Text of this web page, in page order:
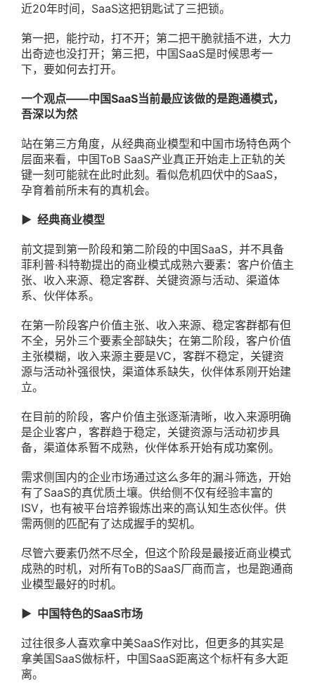
近20年时间，SaaS这把钥匙试了三把锁。
第一把，能拧动，打不开；第二把干脆就插不进，大力
出奇迹也没打开；第三把，中国SaaS是时候思考一
下，要如何去打开。
一个观点——中国SaaS当前最应该做的是跑通模式，
吾深以为然
站在第三方角度，从经典商业模型和中国市场特色两个
层面来看，中国ToB SaaS产业真正开始走上正轨的关
键一刻可能就在此时此刻。看似危机四伏中的SaaS，
孕育着前所未有的真机会。
▶ 经典商业模型
前文提到第一阶段和第二阶段的中国SaaS，并不具备
菲利普·科特勒提出的商业模式成熟六要素：客户价值主
张、收入来源、稳定客群、关键资源与活动、渠道体
系、伙伴体系。
在第一阶段客户价值主张、收入来源、稳定客群都有但
不全，另外三个要素全部缺失；在第二阶段，客户价值
主张模糊，收入来源主要是VC，客群不稳定，关键资
源与活动补强很快，渠道体系缺失，伙伴体系刚开始建
立。
在目前的阶段，客户价值主张逐渐清晰，收入来源明确
是企业客户，客群趋于稳定，关键资源与活动初步具
备，渠道体系暂不成熟，伙伴体系开始有成功案例。
需求侧国内的企业市场通过这么多年的漏斗筛选，开始
有了SaaS的真优质土壤。供给侧不仅有经验丰富的
ISV，也有被平台培养锻炼出来的高认知生态伙伴。供
需两侧的匹配有了达成握手的契机。
尽管六要素仍然不尽全，但这个阶段是最接近商业模式
成熟的时机，对所有ToB的SaaS厂商而言，也是跑通商
业模型最好的时机。
▶ 中国特色的SaaS市场
过往很多人喜欢拿中美SaaS作对比，但更多的其实是
拿美国SaaS做标杆，中国SaaS距离这个标杆有多大距
离。